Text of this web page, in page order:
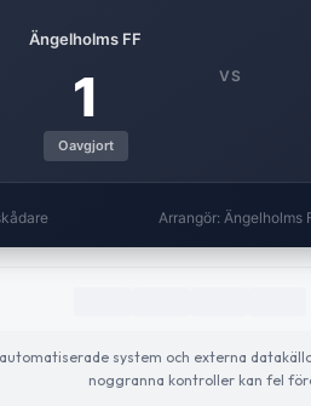
Ängelholms FF
1
Oavgjort
VS
Arrangör: Ängelholms
system och externa
noggranna kontroller kan fel